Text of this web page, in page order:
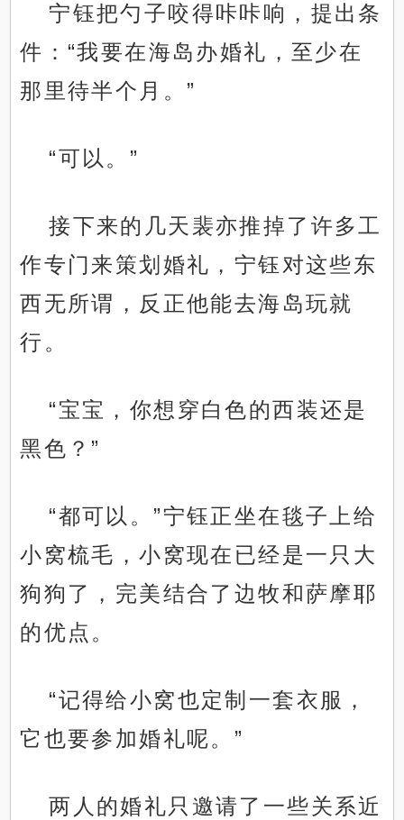
宁钰把勺子咬得咔咔响，提出条
件：“我要在海岛办婚礼，至少在
那里待半个月。”
“可以。”
接下来的几天裴亦推掉了许多工
作专门来策划婚礼，宁钰对这些东
西无所谓，反正他能去海岛玩就
行。
“宝宝，你想穿白色的西装还是
黑色？”
“都可以。”宁钰正坐在毯子上给
小窝梳毛，小窝现在已经是一只大
狗狗了，完美结合了边牧和萨摩耶
的优点。
“记得给小窝也定制一套衣服，
它也要参加婚礼呢。”
两人的婚礼只邀请了一些关系近